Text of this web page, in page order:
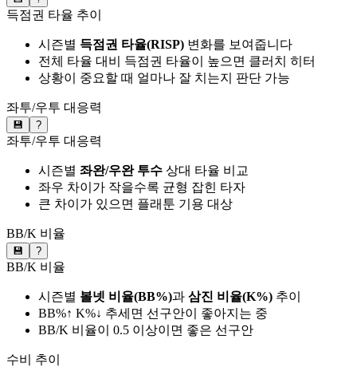
득점권 타율 추이
시즌별 득점권 타율(RISP) 변화를 보여줍니다
전체 타율 대비 득점권 타율이 높으면 클러치 히터
상황이 중요할 때 얼마나 잘 치는지 판단 가능
좌투/우투 대응력
💾 ?
좌투/우투 대응력
시즌별 좌완/우완 투수 상대 타율 비교
좌우 차이가 작을수록 균형 잡힌 타자
큰 차이가 있으면 플래툰 기용 대상
BB/K 비율
💾 ?
BB/K 비율
시즌별 볼넷 비율(BB%)과 삼진 비율(K%) 추이
BB%↑ K%↓ 추세면 선구안이 좋아지는 중
BB/K 비율이 0.5 이상이면 좋은 선구안
수비 추이